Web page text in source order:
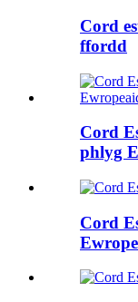
Cord
ffordd
Cord
phlyg
Cord